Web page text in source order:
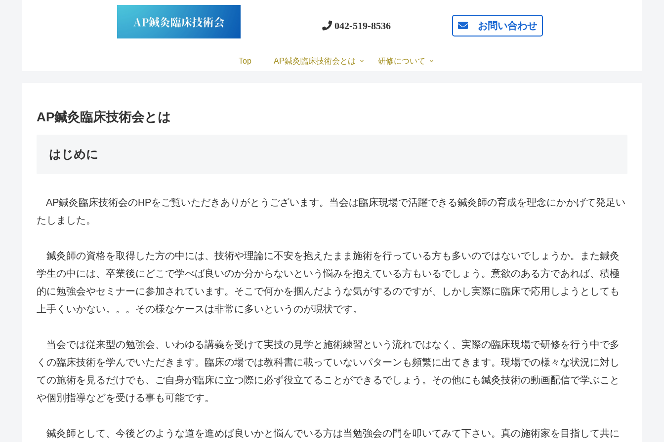
042-519-8536 お問い合わせ
Top AP鍼灸臨床技術会とは 研修について
AP鍼灸臨床技術会とは
はじめに
AP鍼灸臨床技術会のHPをご覧いただきありがとうございます。当会は臨床現場で活躍できる鍼灸師の育成を理念にかかげて発足い
たしました。
鍼灸師の資格を取得した方の中には、技術や理論に不安を抱えたまま施術を行っている方も多いのではないでしょうか。また鍼灸
学生の中には、卒業後にどこで学べば良いのか分からないという悩みを抱えている方もいるでしょう。意欲のある方であれば、積極
的に勉強会やセミナーに参加されています。そこで何かを掴んだような気がするのですが、しかし実際に臨床で応用しようとしても
上手くいかない。。。その様なケースは非常に多いというのが現状です。
当会では従来型の勉強会、いわゆる講義を受けて実技の見学と施術練習という流れではなく、実際の臨床現場で研修を行う中で多
くの臨床技術を学んでいただきます。臨床の場では教科書に載っていないパターンも頻繁に出てきます。現場での様々な状況に対し
ての施術を見るだけでも、ご自身が臨床に立つ際に必ず役立てることができるでしょう。その他にも鍼灸技術の動画配信で学ぶこと
や個別指導などを受ける事も可能です。
鍼灸師として、今後どのような道を進めば良いかと悩んでいる方は当勉強会の門を叩いてみて下さい。真の施術家を目指して共に